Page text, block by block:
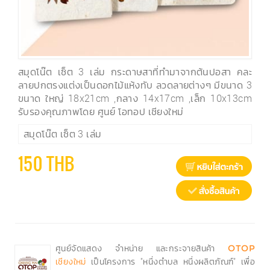
สมุดโน๊ต เซ็ต 3 เล่ม กระดาษสาที่ทำมาจากต้นปอสา คละ
ลายปกตรงแต่งเป็นดอกไม้แห้งทับ ลวดลายต่างๆ มีขนาด 3
ขนาด ใหญ่ 18x21cm ,กลาง 14x17cm ,เล็ก 10x13cm
รับรองคุณภาพโดย ศูนย์ โอทอป เชียงใหม่
สมุดโน๊ต เซ็ต 3 เล่ม
150 THB
ศูนย์จัดแสดง จำหน่าย และกระจายสินค้าOTOP
เชียงใหม่ เป็นโครงการ "หนึ่งตำบล หนึ่งผลิตภัณฑ์" เพื่อ